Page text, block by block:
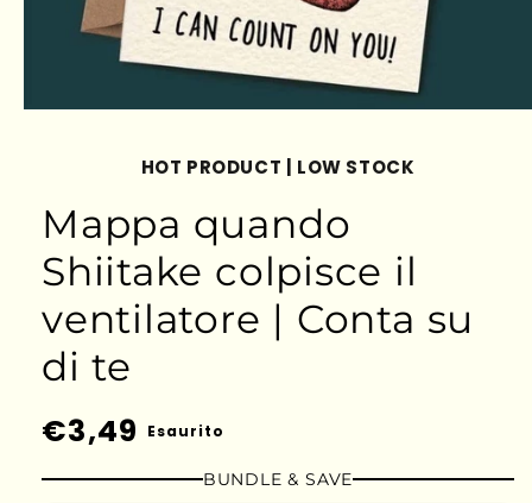
HOT PRODUCT | LOW STOCK
Mappa quando
Shiitake colpisce il
ventilatore | Conta su
di te
Prezzo
€3,49 Esaurito
BUNDLE & SAVE